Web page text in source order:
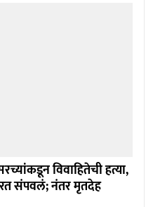
विवाहितेची हत्या,
संपवलं; नंतर मृतदेह